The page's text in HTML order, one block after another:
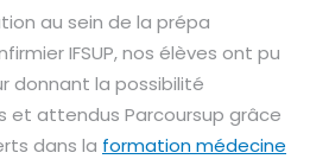
au sein de la prépa
IFSUP, nos élèves ont pu
donnant la possibilité
et attendus Parcoursup grâce
dans la formation médecine